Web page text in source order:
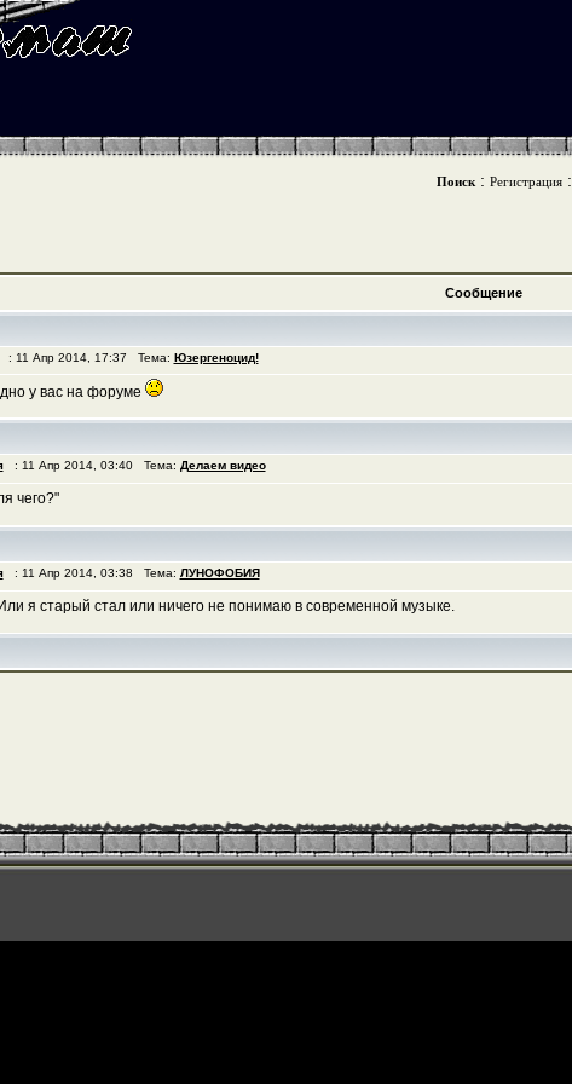
Поиск: Регистрация:
Сообщение
11 Апр 2014, 17:37 Тема: Юзергеноцид!
у вас на форуме
: 11 Апр 2014, 03:40 Тема: Делаем видео
чего?"
: 11 Апр 2014, 03:38 Тема: ЛУНОФОБИЯ
я старый стал или ничего не понимаю в современной музыке.